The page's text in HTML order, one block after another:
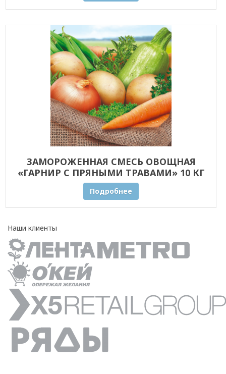
ЗАМОРОЖЕННАЯ СМЕСЬ ОВОЩНАЯ
«ГАРНИР С ПРЯНЫМИ ТРАВАМИ» 10 КГ
ОПТОМ
Подробнее
Наши клиенты